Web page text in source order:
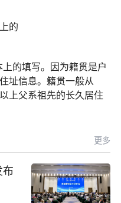
的
的填写。因为籍贯是户
址信息。籍贯一般从
上父系祖先的长久居住
更多
布